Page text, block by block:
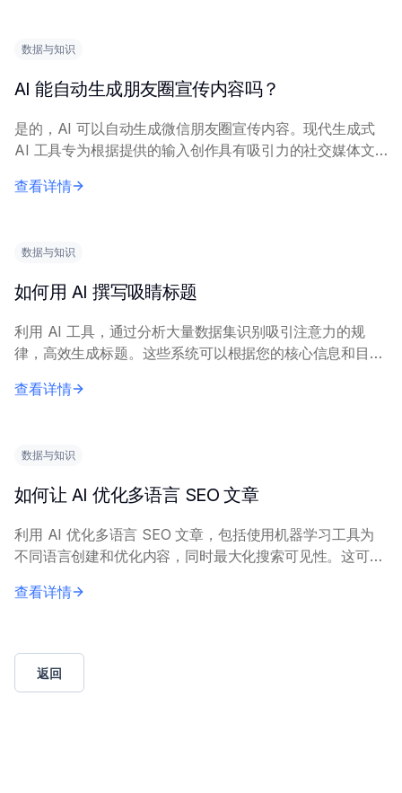
数据与知识
AI 能自动生成朋友圈宣传内容吗？
是的，AI 可以自动生成微信朋友圈宣传内容。现代生成式
AI 工具专为根据提供的输入创作具有吸引力的社交媒体文
要，包括产品/服务介绍、目标受众...
查看详情
数据与知识
如何用 AI 撰写吸睛标题
利用 AI 工具，通过分析大量数据集识别吸引注意力的规
律，高效生成标题。这些系统可以根据您的核心信息和目标
成需要高质量的输入数据和明确的目标...
查看详情
数据与知识
如何让 AI 优化多语言 SEO 文章
利用 AI 优化多语言 SEO 文章，包括使用机器学习工具为
不同语言创建和优化内容，同时最大化搜索可见性。这可通
要求包括具备多语言 NLP 能力的...
查看详情
返回